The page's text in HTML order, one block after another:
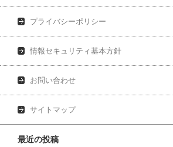
プライバシーポリシー
情報セキュリティ基本方針
お問い合わせ
サイトマップ
最近の投稿